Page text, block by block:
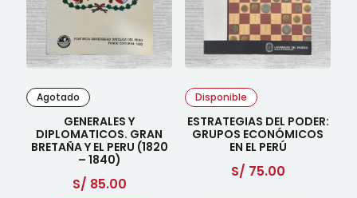
Agotado
GENERALES Y
DIPLOMATICOS. GRAN
BRETAÑA Y EL PERU (1820
– 1840)
S/ 85.00
Disponible
ESTRATEGIAS DEL PODER:
GRUPOS ECONÓMICOS
EN EL PERÚ
S/ 75.00